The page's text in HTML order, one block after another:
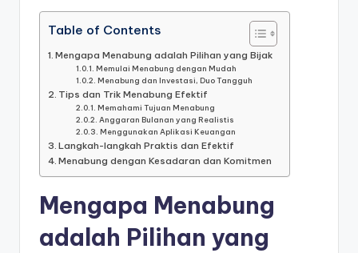
Table of Contents
Mengapa Menabung adalah Pilihan yang Bijak
Memulai Menabung dengan Mudah
Menabung dan Investasi, Duo Tangguh
Tips dan Trik Menabung Efektif
Memahami Tujuan Menabung
Anggaran Bulanan yang Realistis
Menggunakan Aplikasi Keuangan
Langkah-langkah Praktis dan Efektif
Menabung dengan Kesadaran dan Komitmen
Mengapa Menabung
adalah Pilihan yang